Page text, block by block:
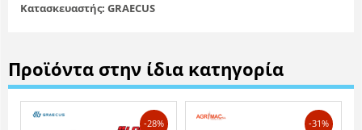
Κατασκευαστής: GRAECUS
Προϊόντα στην ίδια κατηγορία
-28% -31%